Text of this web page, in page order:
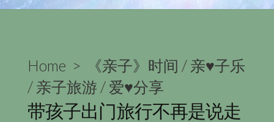
Home > 《亲子》时间 / 亲♥子乐
/ 亲子旅游 / 爱♥分享
带孩子出门旅行不再是说走